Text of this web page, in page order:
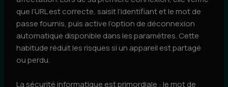
que l’URL est correcte, saisit l’identifiant et le mot de
passe fournis, puis active l’option de déconnexion
automatique disponible dans les paramètres. Cette
habitude réduit les risques si un appareil est partagé
ou perdu.
La sécurité informatique est primordiale : le mot de